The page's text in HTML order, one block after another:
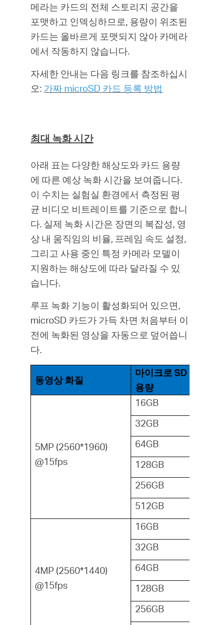
메라는 카드의 전체 스토리지 공간을
포맷하고 인덱싱하므로, 용량이 위조된
카드는 올바르게 포맷되지 않아 카메라
에서 작동하지 않습니다.
자세한 안내는 다음 링크를 참조하십시
오: 가짜 microSD 카드 등록 방법
최대 녹화 시간
아래 표는 다양한 해상도와 카드 용량
에 따른 예상 녹화 시간을 보여줍니다.
이 수치는 실험실 환경에서 측정된 평
균 비디오 비트레이트를 기준으로 합니
다. 실제 녹화 시간은 장면의 복잡성, 영
상 내 움직임의 비율, 프레임 속도 설정,
그리고 사용 중인 특정 카메라 모델이
지원하는 해상도에 따라 달라질 수 있
습니다.
루프 녹화 기능이 활성화되어 있으면,
microSD 카드가 가득 차면 처음부터 이
전에 녹화된 영상을 자동으로 덮어씁니
다.
동영상 화질
마이크로 SD 카드
용량
5MP (2560*1960)
@15fps
16GB
32GB
64GB
128GB
256GB
512GB
4MP (2560*1440)
@15fps
16GB
32GB
64GB
128GB
256GB